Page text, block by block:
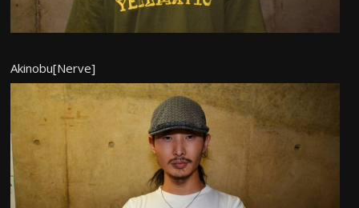
Akinobu[Nerve]